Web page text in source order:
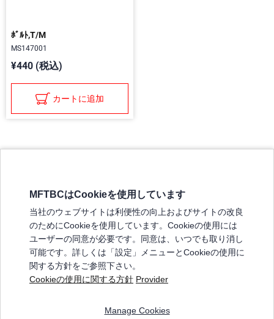
ﾎﾞﾙﾄ,T/M
MS147001
¥440 (税込)
カートに追加
弊社の製品について
販売店リスト
よくある質問 / お問い合わせ
特定商取引法に基づく表記
三菱ふそうショップ_利用規約
MFTBCはCookieを使用しています
当社のウェブサイトは利便性の向上およびサイトの改良
のためにCookieを使用しています。Cookieの使用には
ユーザーの同意が必要です。同意は、いつでも取り消し
可能です。詳しくは「設定」メニューとCookieの使用に
関する方針をご参照下さい。
Cookieの使用に関する方針 Provider
Manage Cookies